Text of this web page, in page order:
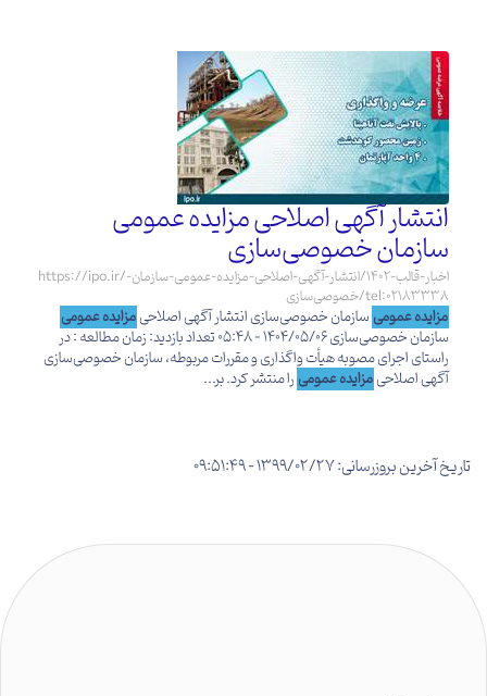
انتشار آگهی اصلاحی مزایده عمومی
سازمان خصوصی‌سازی
https://ipo.ir/اخبار-قالب-1402/انتشار-آگهی-اصلاحی-مزایده-عمومی-سازمان-
خصوصی‌سازی/tel:02183338
مزایده عمومی سازمان خصوصی‌سازی انتشار آگهی اصلاحی مزایده عمومی
سازمان خصوصی‌سازی 1404/05/06 - 05:48 تعداد بازدید: زمان مطالعه : در
راستای اجرای مصوبه هیأت واگذاری و مقررات مربوطه، سازمان خصوصی‌سازی
آگهی اصلاحی مزایده عمومی را منتشر کرد. بر...
تاریخ آخرین بروزرسانی: 1399/02/27 - 09:51:49